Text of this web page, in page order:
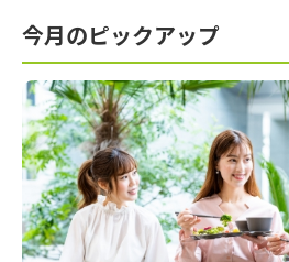
今月のピックアップ